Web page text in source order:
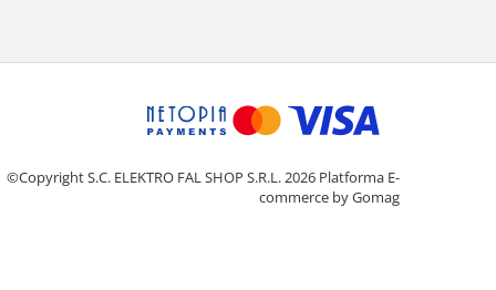
©Copyright S.C. ELEKTRO FAL SHOP S.R.L. 2026 Platforma E-
commerce by Gomag